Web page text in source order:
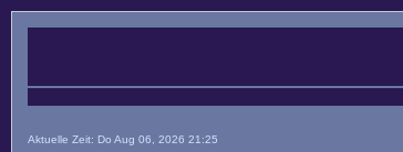
Aktuelle Zeit: Do Aug 06, 2026 21:25